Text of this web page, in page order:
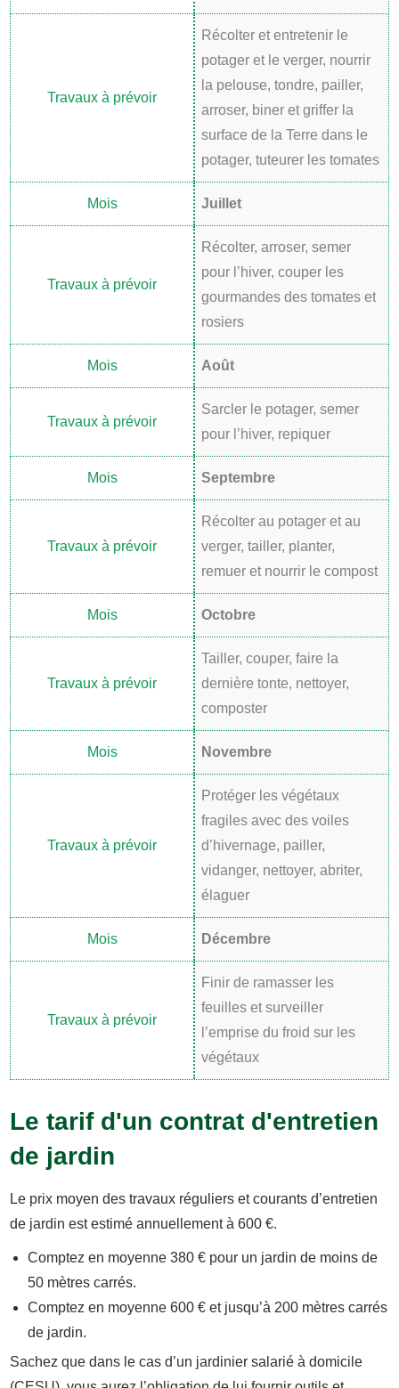
Récolter et entretenir le
potager et le verger, nourrir
la pelouse, tondre, pailler,
arroser, biner et griffer la
surface de la Terre dans le
potager, tuteurer les tomates
Juillet
Récolter, arroser, semer
pour l’hiver, couper les
gourmandes des tomates et
rosiers
Août
Sarcler le potager, semer
pour l’hiver, repiquer
Septembre
Récolter au potager et au
verger, tailler, planter,
remuer et nourrir le compost
Octobre
Tailler, couper, faire la
dernière tonte, nettoyer,
composter
Novembre
Protéger les végétaux
fragiles avec des voiles
d’hivernage, pailler,
vidanger, nettoyer, abriter,
élaguer
Décembre
Finir de ramasser les
feuilles et surveiller
l’emprise du froid sur les
végétaux
Le tarif d'un contrat d'entretien
de jardin
Le prix moyen des travaux réguliers et courants d’entretien
de jardin est estimé annuellement à 600 €.
Comptez en moyenne 380 € pour un jardin de moins de
50 mètres carrés.
Comptez en moyenne 600 € et jusqu’à 200 mètres carrés
de jardin.
Sachez que dans le cas d’un jardinier salarié à domicile